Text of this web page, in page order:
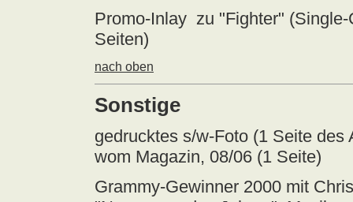
Promo-Inlay zu "Fighter"
Seiten)
nach oben
Sonstige
gedrucktes s/w-Foto (1 Seite
wom Magazin, 08/06 (1 Seite)
Grammy-Gewinner 2000 mit